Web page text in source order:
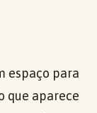
espaço para
que aparece